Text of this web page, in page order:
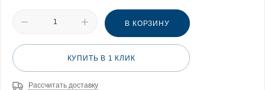
В КОРЗИНУ
КУПИТЬ В 1 КЛИК
Рассчитать доставку